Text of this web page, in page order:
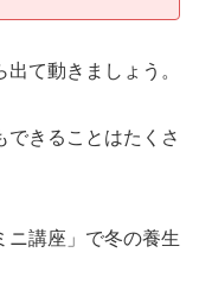
て動きましょう。
できることはたくさ
ニ講座」で冬の養生